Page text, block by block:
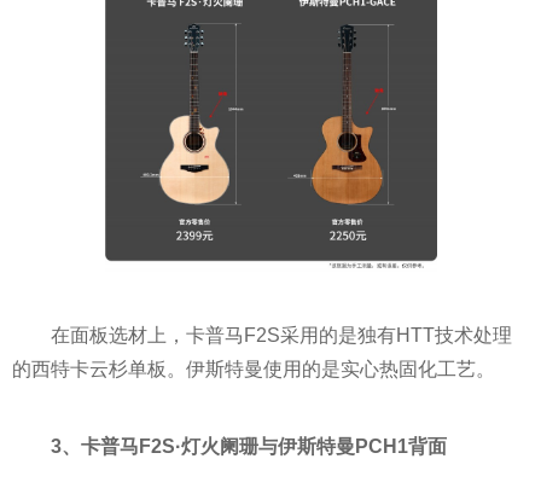
在面板选材上，卡普马F2S采用的是独有HTT技术处理
的西特卡云杉单板。伊斯特曼使用的是实心热固化工艺。
3、卡普马F2S·灯火阑珊与伊斯特曼PCH1背面